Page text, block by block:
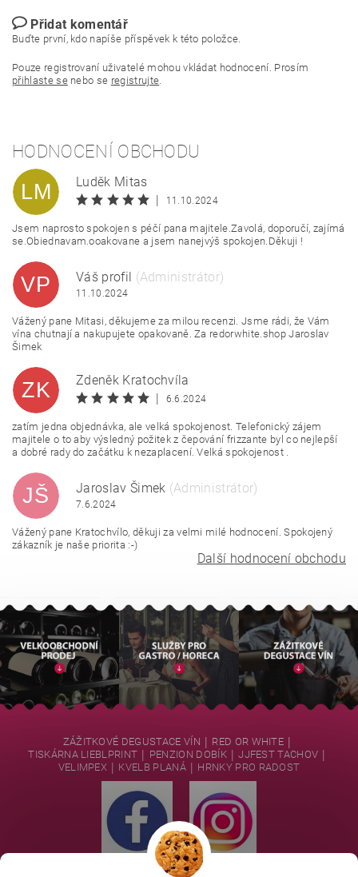
Přidat komentář
Buďte první, kdo napíše příspěvek k této položce.
Pouze registrovaní uživatelé mohou vkládat hodnocení. Prosím
přihlaste senebo se registrujte.
HODNOCENÍ OBCHODU
LM
Luděk Mitas
11.10.2024
Jsem naprosto spokojen s péčí pana majitele.Zavolá, doporučí, zajímá
se.Obiednavam.ooakovane a jsem nanejvýš spokojen.Děkuji !
VP Váš profil (Administrátor)
11.10.2024
Vážený pane Mitasi, děkujeme za milou recenzi. Jsme rádi, že Vám
vína chutnají a nakupujete opakovaně. Za redorwhite.shop Jaroslav
Šimek
ZK
Zdeněk Kratochvíla
6.6.2024
zatím jedna objednávka, ale velká spokojenost. Telefonický zájem
majitele o to aby výsledný požitek z čepování frizzante byl co nejlepší
a dobré rady do začátku k nezaplacení. Velká spokojenost .
JŠ Jaroslav Šimek (Administrátor)
7.6.2024
Vážený pane Kratochvílo, děkuji za velmi milé hodnocení. Spokojený
zákazník je naše priorita :-)
Další hodnocení obchodu
ZÁŽITKOVÉ DEGUSTACE VÍN | RED OR WHITE |
TISKÁRNA LIEBLPRINT | PENZION DOBÍK | JJFEST TACHOV |
VELIMPEX | KVELB PLANÁ | HRNKY PRO RADOST